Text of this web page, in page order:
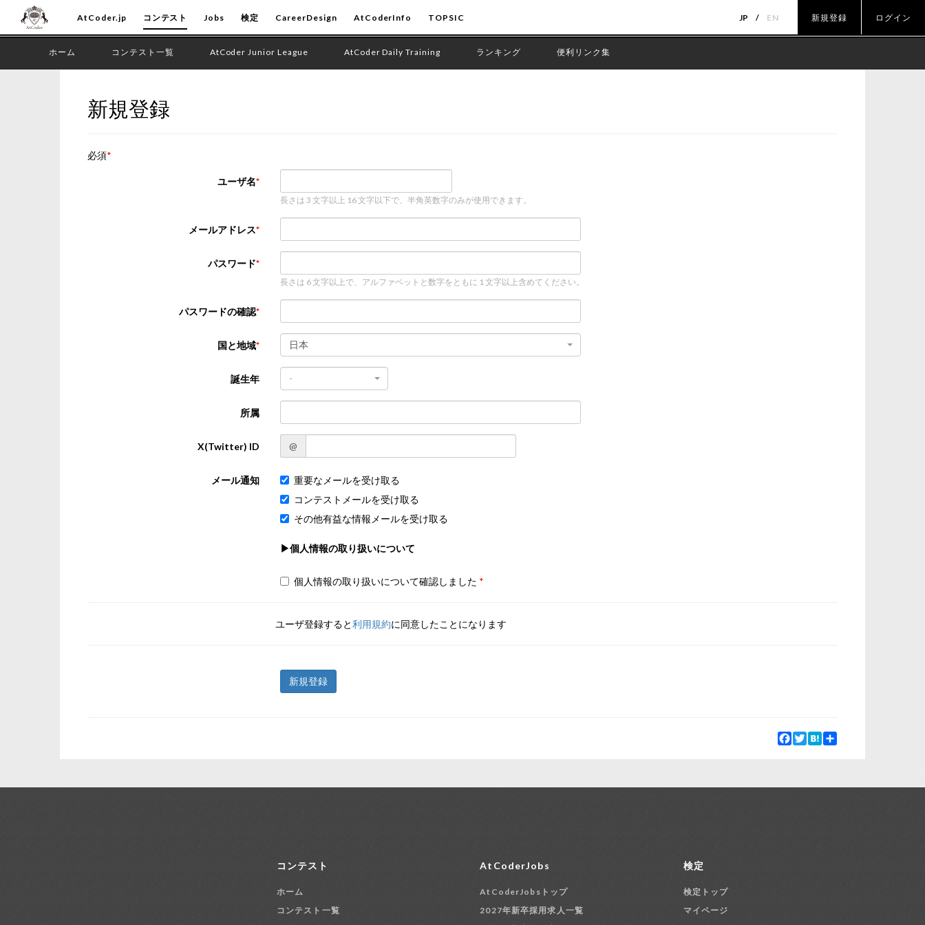
AtCoder.jp コンテスト Jobs 検定 CareerDesign AtCoderInfo TOPSIC JP EN 新規登録 ログイン
ホーム コンテスト一覧 AtCoder Junior League AtCoder Daily Training ランキング 便利リンク集
新規登録
必須
ユーザ名
長さは 3 文字以上 16 文字以下で、半角英数字のみが使用できます。
メールアドレス
パスワード
長さは 6 文字以上で、アルファベットと数字をともに 1 文字以上含めてください。
パスワードの確認
国と地域 日本
誕生年 -
所属
X(Twitter) ID @
メール通知
重要なメールを受け取る
コンテストメールを受け取る
その他有益な情報メールを受け取る
▶個人情報の取り扱いについて
個人情報の取り扱いについて確認しました
ユーザ登録すると利用規約に同意したことになります
新規登録
Facebook
Twitter
Hatena
コンテスト
ホーム
コンテスト一覧
AtCoderJobs
AtCoderJobsトップ
2027年新卒採用求人一覧
検定
検定トップ
マイページ